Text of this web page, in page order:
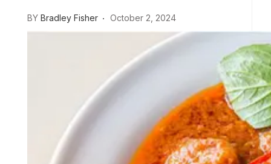
BY Bradley Fisher October 2, 2024